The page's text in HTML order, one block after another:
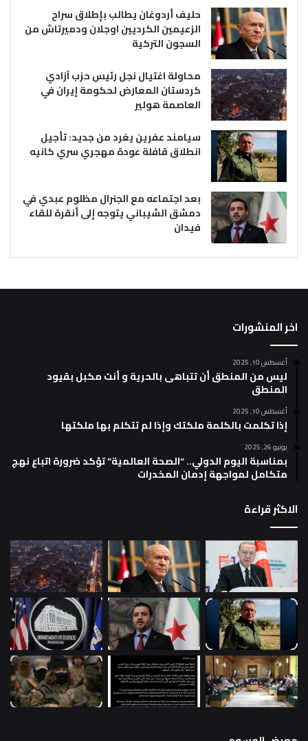
حليف أردوغان يطالب بإطلاق سراح
الزعيمين الكرديين اوجلان ودميرتاش من
السجون التركية
محاولة اغتيال نجل رئيس حزب آزادي
كردستان المعارض لحكومة إيران في
العاصمة هولير
سيامند عفرين يغرد من جديد: تأجيل
انطلاق قافلة عودة مهجري سري كانيه
بعد اجتماعه مع الجنرال مظلوم عبدي في
دمشق الشيباني يتوجه إلى أنقرة للقاء
فيدان
اخر المنشورات
أغسطس 10, 2025
ليس من المنطق أن تتباهى بالحرية و أنت مكبل بقيود
المنطق
أغسطس 10, 2025
إذا تكلمت بالكلمة ملكتك وإذا لم تتكلم بها ملكتها
يونيو 26, 2025
بمناسبة اليوم الدولي.. “الصحة العالمية” تؤكد ضرورة اتباع نهج
متكامل لمواجهة إدمان المخدرات
الاكثر قراءة